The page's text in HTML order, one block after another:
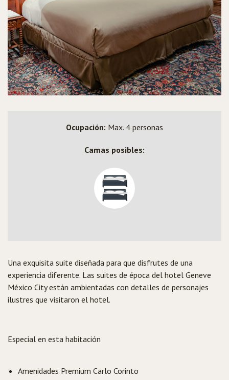
Ocupación: Max. 4 personas
Camas posibles:
Una exquisita suite diseñada para que disfrutes de una
experiencia diferente. Las suites de época del hotel Geneve
México City están ambientadas con detalles de personajes
ilustres que visitaron el hotel.
Especial en esta habitación
Amenidades Premium Carlo Corinto